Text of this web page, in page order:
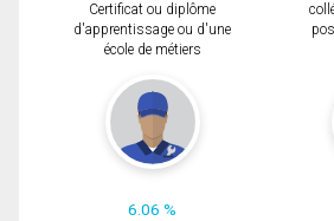
Certificat ou diplôme
d'apprentissage ou d'une
école de métiers
6.06 %